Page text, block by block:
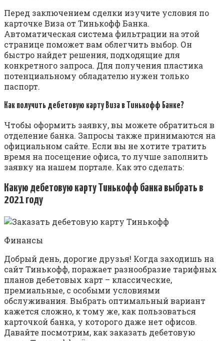
Перед заключением сделки изучите условия по
карточке Виза от Тинькофф Банка.
Автоматическая система фильтрации на этой
странице поможет вам облегчить выбор. Он
быстро найдет решения, подходящие для
конкретного запроса. Для получения пластика
потенциальному обладателю нужен только
паспорт.
Как получить дебетовую карту Виза в Тинькофф Банке?
Чтобы оформить заявку, вы можете обратиться в
отделение банка. Запросы также принимаются на
официальном сайте. Если вы не хотите тратить
время на посещение офиса, то лучше заполнить
заявку на нашем портале. Как это сделать:
Какую дебетовую карту Тинькофф банка выбрать в
2021 году
Финансы
Добрый день, дорогие друзья! Когда заходишь на
сайт Тинькофф, поражает разнообразие тарифных
планов дебетовых карт – классические,
премиальные, с особыми условиями
обслуживания. Выбрать оптимальный вариант
кажется сложно, к тому же, как пользоваться
карточкой банка, у которого даже нет офисов.
Давайте посмотрим, как заказать дебетовую